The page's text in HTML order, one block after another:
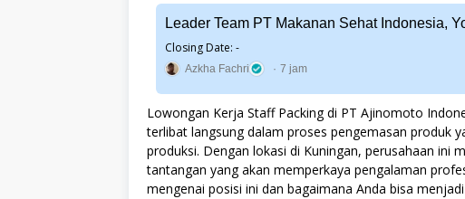
Leader Team PT Makanan Sehat Indonesia,
Closing Date: -
Azkha Fachri 7 jam
Lowongan Kerja Staff Packing di PT Ajinomoto
terlibat langsung dalam proses pengemasan produk
produksi. Dengan lokasi di Kuningan, perusahaan ini
tantangan yang akan memperkaya pengalaman
mengenai posisi ini dan bagaimana Anda bisa